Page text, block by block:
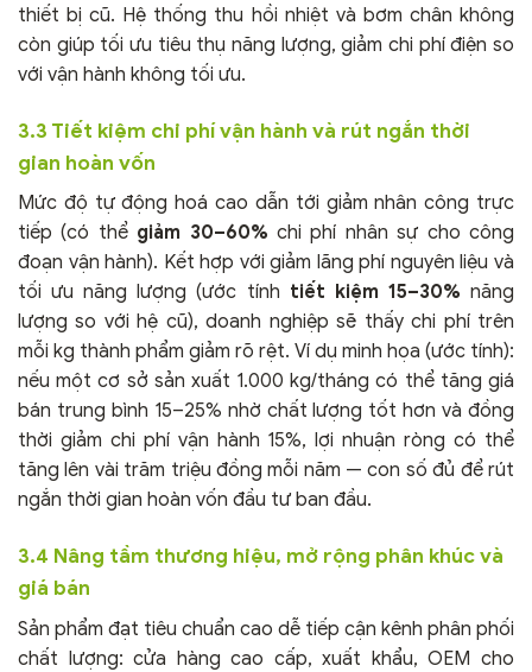
thiết bị cũ. Hệ thống thu hồi nhiệt và bơm chân không
còn giúp tối ưu tiêu thụ năng lượng, giảm chi phí điện so
với vận hành không tối ưu.
3.3 Tiết kiệm chi phí vận hành và rút ngắn thời
gian hoàn vốn
Mức độ tự động hoá cao dẫn tới giảm nhân công trực
tiếp (có thể giảm 30–60% chi phí nhân sự cho công
đoạn vận hành). Kết hợp với giảm lãng phí nguyên liệu và
tối ưu năng lượng (ước tính tiết kiệm 15–30% năng
lượng so với hệ cũ), doanh nghiệp sẽ thấy chi phí trên
mỗi kg thành phẩm giảm rõ rệt. Ví dụ minh họa (ước tính):
nếu một cơ sở sản xuất 1.000 kg/tháng có thể tăng giá
bán trung bình 15–25% nhờ chất lượng tốt hơn và đồng
thời giảm chi phí vận hành 15%, lợi nhuận ròng có thể
tăng lên vài trăm triệu đồng mỗi năm — con số đủ để rút
ngắn thời gian hoàn vốn đầu tư ban đầu.
3.4 Nâng tầm thương hiệu, mở rộng phân khúc và
giá bán
Sản phẩm đạt tiêu chuẩn cao dễ tiếp cận kênh phân phối
chất lượng: cửa hàng cao cấp, xuất khẩu, OEM cho